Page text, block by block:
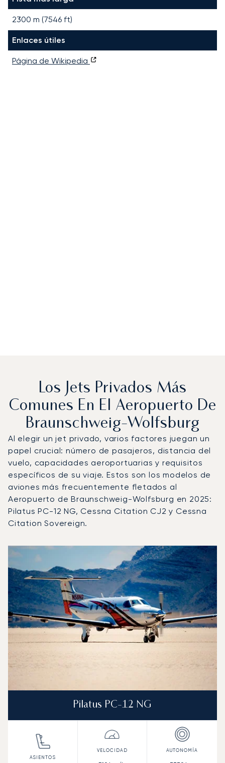
2300 m (7546 ft)
Enlaces útiles
Página de Wikipedia
Los Jets Privados Más
Comunes En El Aeropuerto De
Braunschweig-Wolfsburg
Al elegir un jet privado, varios factores juegan un
papel crucial: número de pasajeros, distancia del
vuelo, capacidades aeroportuarias y requisitos
específicos de su viaje. Estos son los modelos de
aviones más frecuentemente fletados al
Aeropuerto de Braunschweig-Wolfsburg en 2025:
Pilatus PC-12 NG, Cessna Citation CJ2 y Cessna
Citation Sovereign.
Foto de la aeronave
Modelo de aeronave
Asientos
Velocidad (km/h)
Velocidad (nudos) Autonomía
Autonomía (NM)
Pilatus PC-12 NG